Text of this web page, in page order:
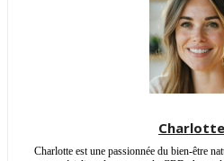
Charlotte est une passionnée du bien-être